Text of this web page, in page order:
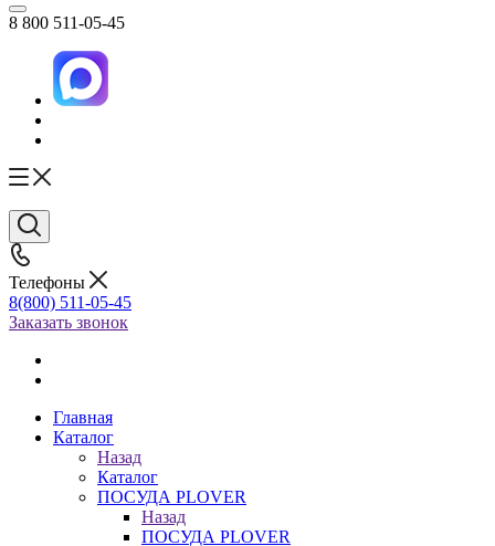
8 800 511-05-45
Телефоны
8(800) 511-05-45
Заказать звонок
Главная
Каталог
Назад
Каталог
ПОСУДА PLOVER
Назад
ПОСУДА PLOVER